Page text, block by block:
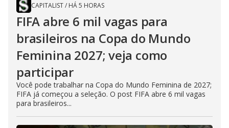
CAPITALIST/ HÁ 5 HORAS
FIFA abre 6 mil vagas para
brasileiros na Copa do Mundo
Feminina 2027; veja como
participar
Você pode trabalhar na Copa do Mundo Feminina de 2027;
FIFA já começou a seleção. O post FIFA abre 6 mil vagas
para brasileiros...